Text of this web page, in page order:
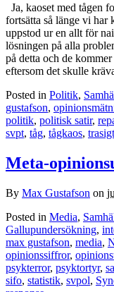
Ja, kaoset med tågen
fortsätta så länge vi har
uppstod ur en allt för
lösningen på alla
på detta och de
eftersom det skulle
Posted in Politik,
gustafson,
politik, politisk satir,
svpt, tåg, tågkaos, trasigt
Meta-
By Max Gustafson on
Posted in Media,
Gallupundersökning,
max gustafson, media,
opinionssiffror,
psykterror, psyktortyr,
sifo, statistik, svpol,